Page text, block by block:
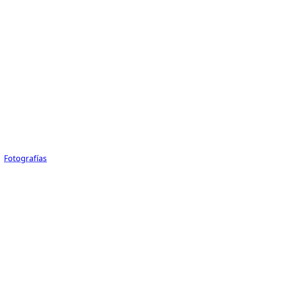
Fotografías